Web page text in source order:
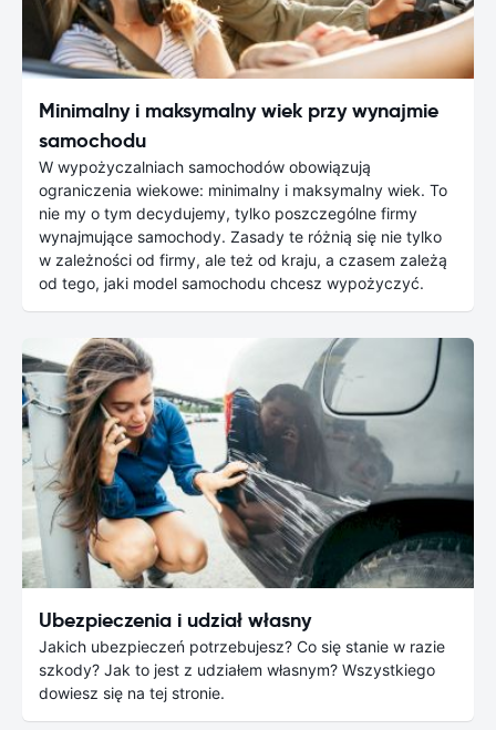
Minimalny i maksymalny wiek przy wynajmie
samochodu
W wypożyczalniach samochodów obowiązują
ograniczenia wiekowe: minimalny i maksymalny wiek. To
nie my o tym decydujemy, tylko poszczególne firmy
wynajmujące samochody. Zasady te różnią się nie tylko
w zależności od firmy, ale też od kraju, a czasem zależą
od tego, jaki model samochodu chcesz wypożyczyć.
Ubezpieczenia i udział własny
Jakich ubezpieczeń potrzebujesz? Co się stanie w razie
szkody? Jak to jest z udziałem własnym? Wszystkiego
dowiesz się na tej stronie.